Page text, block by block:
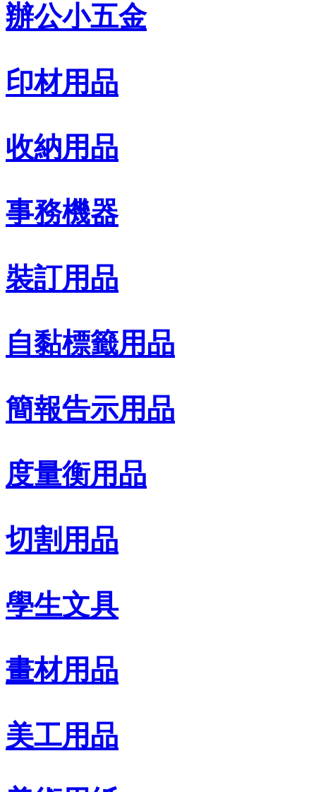
辦公小五金
印材用品
收納用品
事務機器
裝訂用品
自黏標籤用品
簡報告示用品
度量衡用品
切割用品
學生文具
畫材用品
美工用品